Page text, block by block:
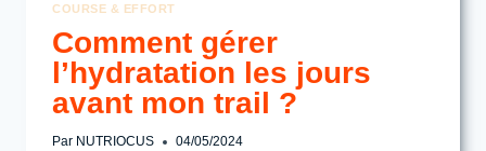
COURSE & EFFORT
Comment gérer
l’hydratation les jours
avant mon trail ?
Par NUTRIOCUS 04/05/2024